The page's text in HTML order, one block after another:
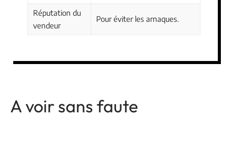
Réputation du
vendeur
Pour éviter les arnaques.
A voir sans faute